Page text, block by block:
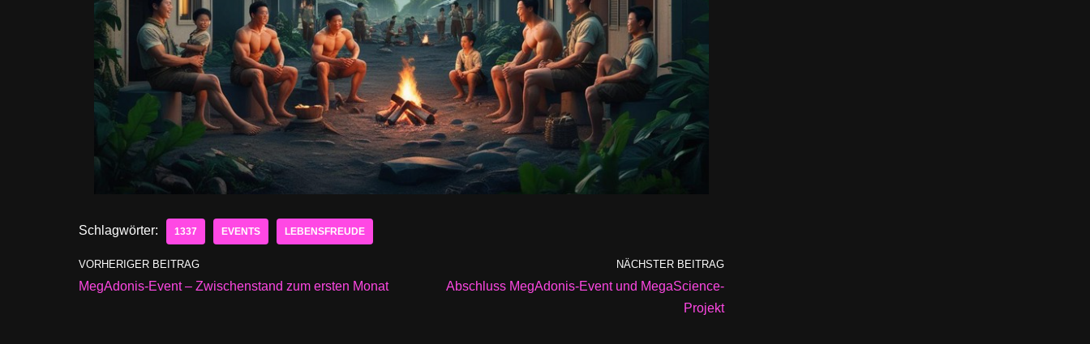
Schlagwörter: 1337 EVENTS LEBENSFREUDE
VORHERIGER BEITRAG
MegAdonis-Event – Zwischenstand zum ersten Monat
NÄCHSTER BEITRAG
Abschluss MegAdonis-Event und MegaScience-
Projekt